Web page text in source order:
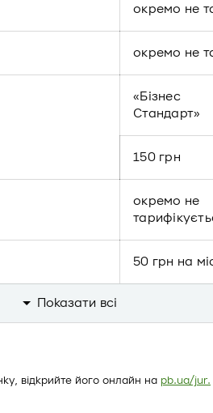
окремо не
окремо не
«Бізнес
Стандарт»
150 грн
окремо не
50 грн на
Показати всi
відкрийте його онлайн на pb.ua/jur.